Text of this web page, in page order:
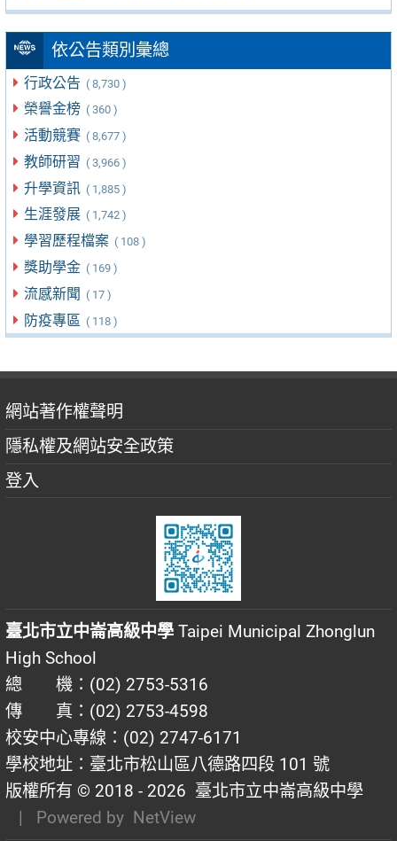
依公告類別彙總
行政公告 ( 8,730 )
榮譽金榜 ( 360 )
活動競賽 ( 8,677 )
教師研習 ( 3,966 )
升學資訊 ( 1,885 )
生涯發展 ( 1,742 )
學習歷程檔案 ( 108 )
獎助學金 ( 169 )
流感新聞 ( 17 )
防疫專區 ( 118 )
網站著作權聲明
隱私權及網站安全政策
登入
臺北市立中崙高級中學 Taipei Municipal Zhonglun
High School
總 機：(02) 2753-5316
傳 真：(02) 2753-4598
校安中心專線：(02) 2747-6171
學校地址：臺北市松山區八德路四段 101 號
版權所有 © 2018 - 2026 臺北市立中崙高級中學
| Powered by NetView